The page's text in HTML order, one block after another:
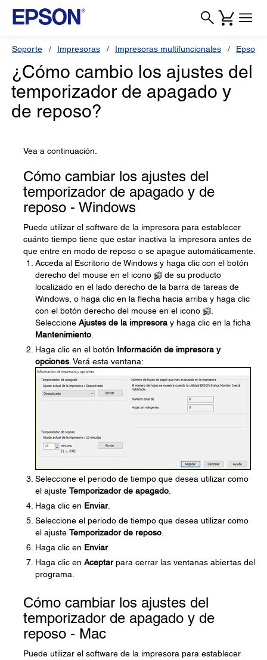
Soporte Impresoras Impresoras multifuncionales Epson L
¿Cómo cambio los ajustes del
temporizador de apagado y
de reposo?
Vea a continuación.
Cómo cambiar los ajustes del
temporizador de apagado y de
reposo - Windows
Puede utilizar el software de la impresora para establecer
cuánto tiempo tiene que estar inactiva la impresora antes de
que entre en modo de reposo o se apague automáticamente.
Acceda al Escritorio de Windows y haga clic con el botón
derecho del mouse en el icono
de su producto
localizado en el lado derecho de la barra de tareas de
Windows, o haga clic en la flecha hacia arriba y haga clic
con el botón derecho del mouse en el icono
Seleccione Ajustes de la impresora y haga clic en la ficha
Mantenimiento
Haga clic en el botón Información de impresora y
opciones . Verá esta ventana:
Seleccione el periodo de tiempo que desea utilizar como
el ajuste Temporizador de apagado
Haga clic en Enviar.
Seleccione el periodo de tiempo que desea utilizar como
el ajuste Temporizador de reposo
Haga clic en Enviar.
Haga clic en Aceptarpara cerrar las ventanas abiertas del
programa.
Cómo cambiar los ajustes del
temporizador de apagado y de
reposo - Mac
Puede utilizar el software de la impresora para establecer